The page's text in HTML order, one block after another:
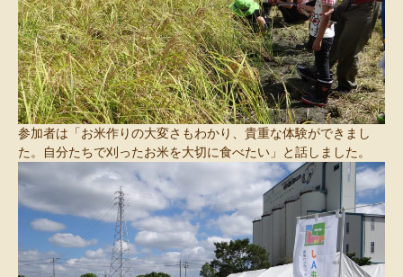
参加者は「お米作りの大変さもわかり、貴重な体験ができまし
た。自分たちで刈ったお米を大切に食べたい」と話しました。